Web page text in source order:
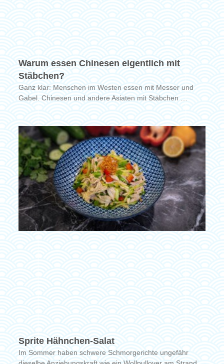
Warum essen Chinesen eigentlich mit
Stäbchen?
Ganz klar: Menschen im Westen essen mit Messer und
Gabel. Chinesen und andere Asiaten mit Stäbchen …
Sprite Hähnchen-Salat
Im Sommer haben schwere Schmorgerichte ungefähr